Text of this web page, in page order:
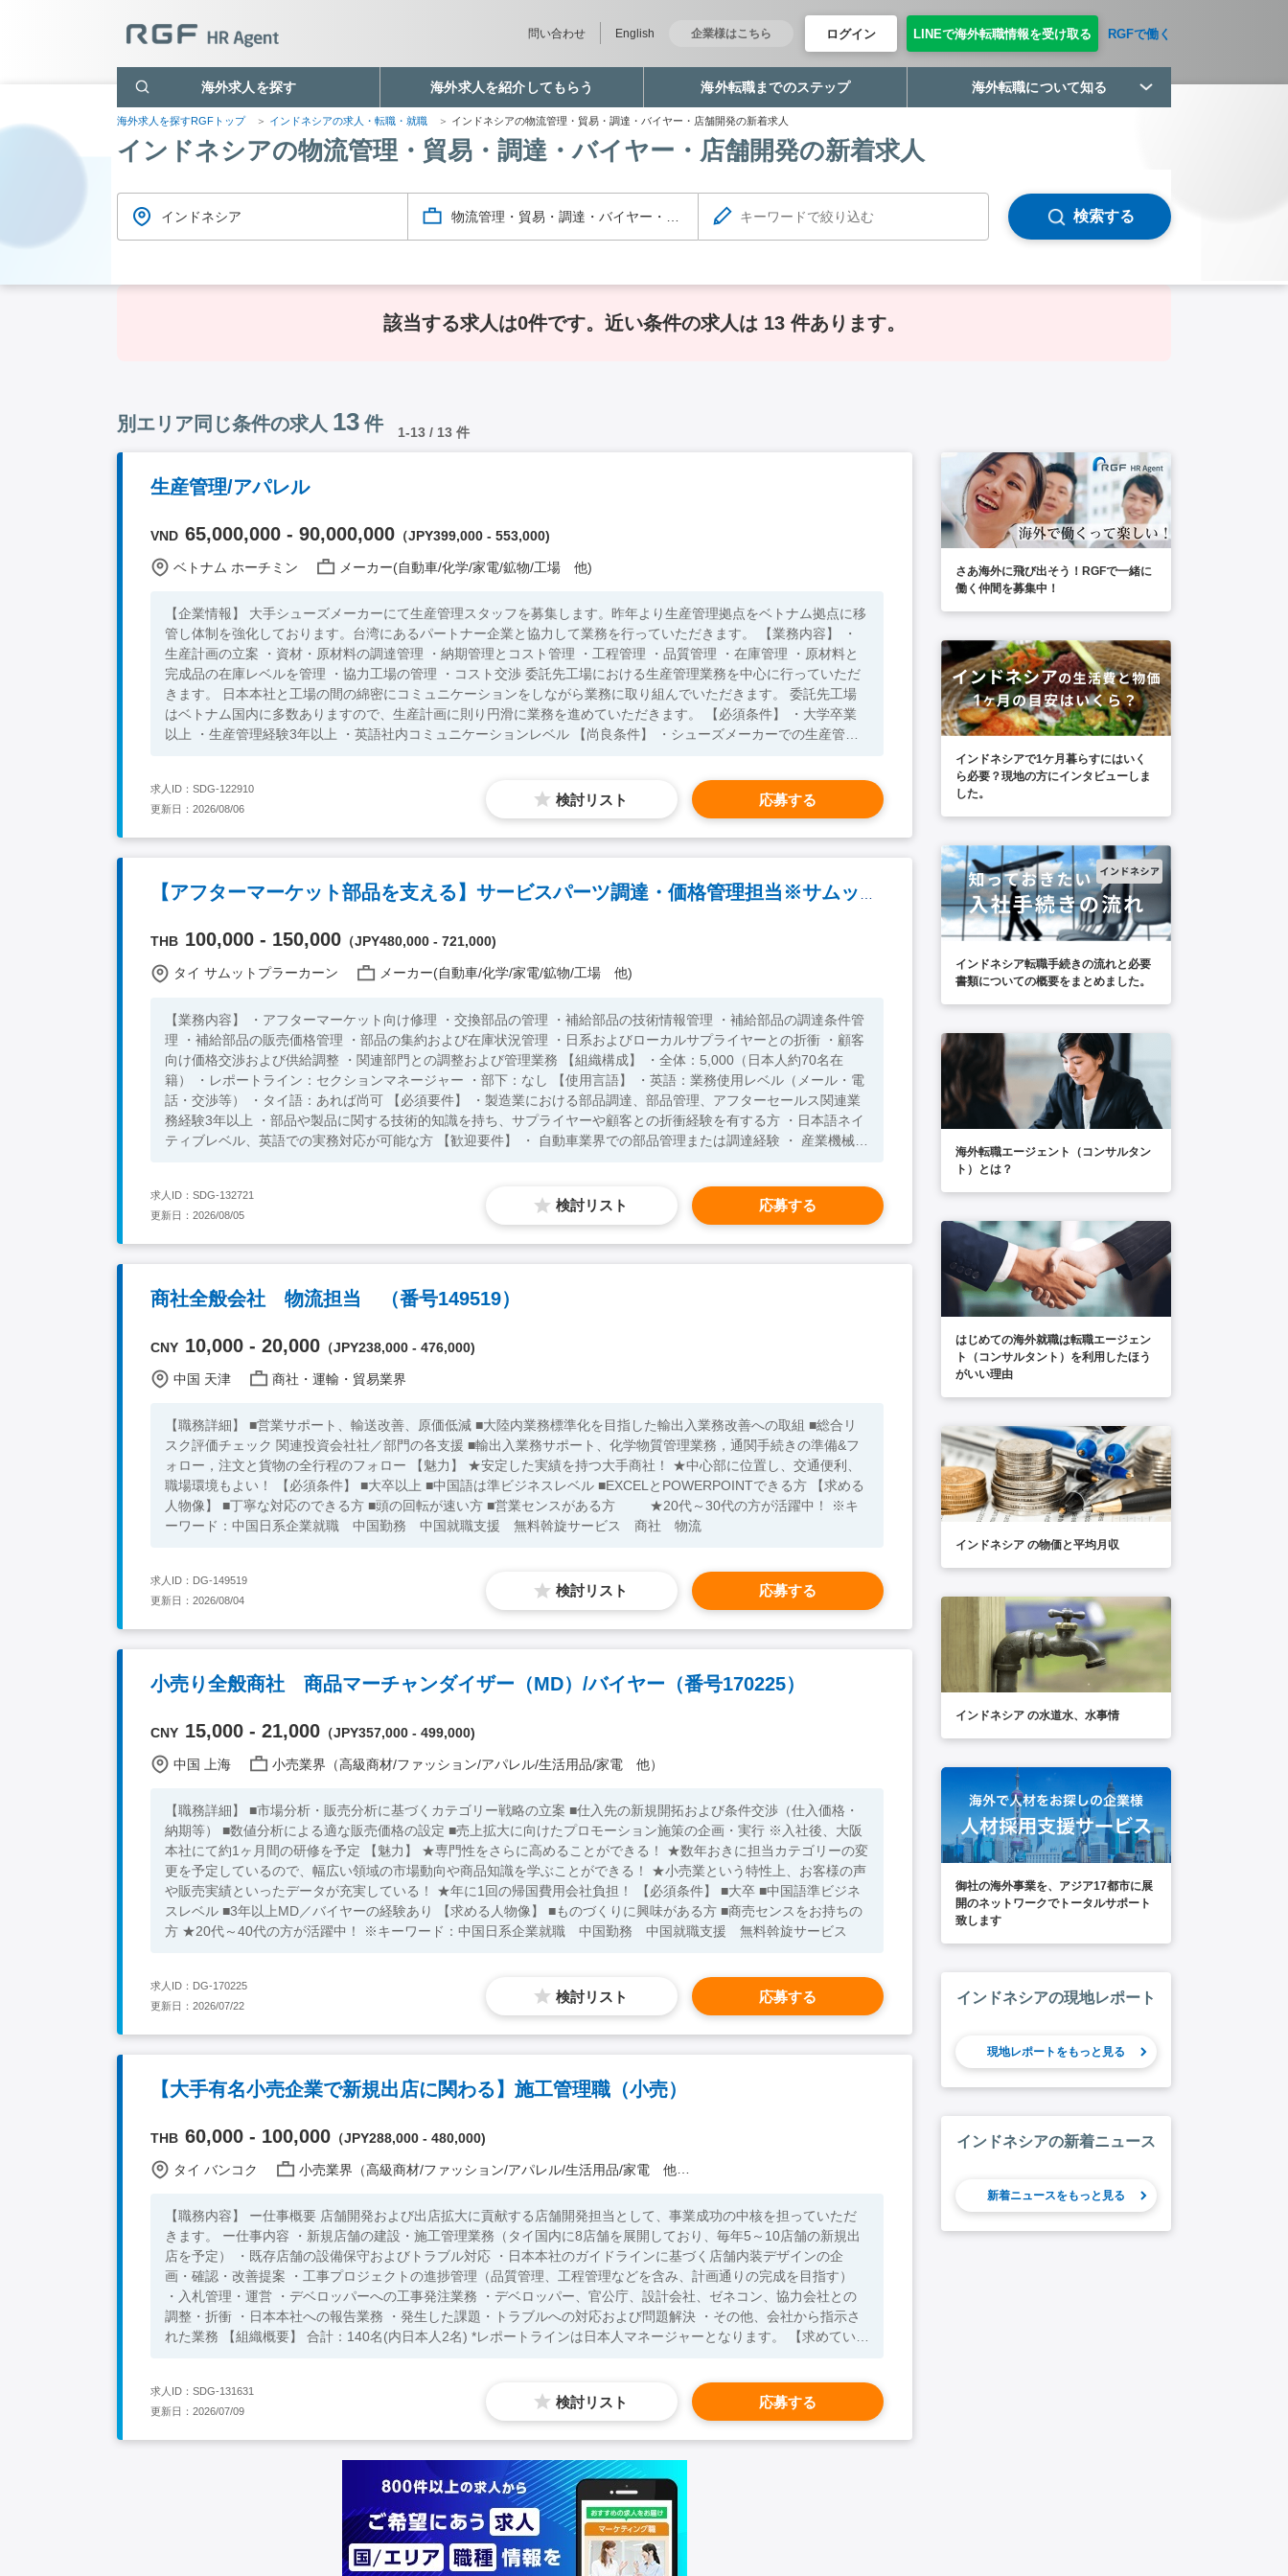
問い合わせ English 企業様はこちら ログイン LINEで海外転職情報を受け取る RGFで働く
海外求人を探す 海外求人を紹介してもらう 海外転職までのステップ 海外転職について知る
海外求人を探すRGFトップ インドネシアの求人・転職・就職 インドネシアの物流管理・貿易・調達・バイヤー・店舗開発の新着求人
インドネシアの物流管理・貿易・調達・バイヤー・店舗開発の新着求人
インドネシア 物流管理・貿易・調達・バイヤー・店舗開発 検索する
該当する求人は0件です。 近い条件の求人は 13 件あります。
別エリア同じ条件の求人 13 件 1-13 / 13 件
生産管理/アパレル
VND 65,000,000 - 90,000,000 （JPY399,000 - 553,000)
ベトナム ホーチミン メーカー(自動車/化学/家電/鉱物/工場 他)
【企業情報】 大手シューズメーカーにて生産管理スタッフを募集します。昨年より生産管理拠点をベトナム拠点に移
管し体制を強化しております。台湾にあるパートナー企業と協力して業務を行っていただきます。 【業務内容】 ・
生産計画の立案 ・資材・原材料の調達管理 ・納期管理とコスト管理 ・工程管理 ・品質管理 ・在庫管理 ・原材料と
完成品の在庫レベルを管理 ・協力工場の管理 ・コスト交渉 委託先工場における生産管理業務を中心に行っていただ
きます。 日本本社と工場の間の綿密にコミュニケーションをしながら業務に取り組んでいただきます。 委託先工場
はベトナム国内に多数ありますので、生産計画に則り円滑に業務を進めていただきます。 【必須条件】 ・大学卒業
以上 ・生産管理経験3年以上 ・英語社内コミュニケーションレベル 【尚良条件】 ・シューズメーカーでの生産管理
検討リスト 応募する
求人ID：SDG-122910
更新日：2026/08/06
【アフターマーケット部品を支える】サービスパーツ調達・価格管理担当※サムットプラカーン勤務
THB 100,000 - 150,000 （JPY480,000 - 721,000)
タイ サムットプラーカーン メーカー(自動車/化学/家電/鉱物/工場 他)
【業務内容】 ・アフターマーケット向け修理 ・交換部品の管理 ・補給部品の技術情報管理 ・補給部品の調達条件管
理 ・補給部品の販売価格管理 ・部品の集約および在庫状況管理 ・日系およびローカルサプライヤーとの折衝 ・顧客
向け価格交渉および供給調整 ・関連部門との調整および管理業務 【組織構成】 ・全体：5,000（日本人約70名在
籍） ・レポートライン：セクションマネージャー ・部下：なし 【使用言語】 ・英語：業務使用レベル（メール・電
話・交渉等） ・タイ語：あれば尚可 【必須要件】 ・製造業における部品調達、部品管理、アフターセールス関連業
務経験3年以上 ・部品や製品に関する技術的知識を持ち、サプライヤーや顧客との折衝経験を有する方 ・日本語ネイ
ティブレベル、英語での実務対応が可能な方 【歓迎要件】 ・ 自動車業界での部品管理または調達経験 ・ 産業機械等
検討リスト 応募する
求人ID：SDG-132721
更新日：2026/08/05
商社全般会社 物流担当 （番号149519）
CNY 10,000 - 20,000 （JPY238,000 - 476,000)
中国 天津 商社・運輸・貿易業界
【職務詳細】 ■営業サポート、輸送改善、原価低減 ■大陸内業務標準化を目指した輸出入業務改善への取組 ■総合リ
スク評価チェック 関連投資会社社／部門の各支援 ■輸出入業務サポート、化学物質管理業務，通関手続きの準備&フ
ォロー，注文と貨物の全行程のフォロー 【魅力】 ★安定した実績を持つ大手商社！ ★中心部に位置し、交通便利、
職場環境もよい！ 【必須条件】 ■大卒以上 ■中国語は準ビジネスレベル ■EXCELとPOWERPOINTできる方 【求める
人物像】 ■丁寧な対応のできる方 ■頭の回転が速い方 ■営業センスがある方 ★20代～30代の方が活躍中！ ※キ
ーワード：中国日系企業就職 中国勤務 中国就職支援 無料斡旋サービス 商社 物流
検討リスト 応募する
求人ID：DG-149519
更新日：2026/08/04
小売り全般商社 商品マーチャンダイザー（MD）/バイヤー（番号170225）
CNY 15,000 - 21,000 （JPY357,000 - 499,000)
中国 上海 小売業界（高級商材/ファッション/アパレル/生活用品/家電 他）
【職務詳細】 ■市場分析・販売分析に基づくカテゴリー戦略の立案 ■仕入先の新規開拓および条件交渉（仕入価格・
納期等） ■数値分析による適な販売価格の設定 ■売上拡大に向けたプロモーション施策の企画・実行 ※入社後、大阪
本社にて約1ヶ月間の研修を予定 【魅力】 ★専門性をさらに高めることができる！ ★数年おきに担当カテゴリーの変
更を予定しているので、幅広い領域の市場動向や商品知識を学ぶことができる！ ★小売業という特性上、お客様の声
や販売実績といったデータが充実している！ ★年に1回の帰国費用会社負担！ 【必須条件】 ■大卒 ■中国語準ビジネ
スレベル ■3年以上MD／バイヤーの経験あり 【求める人物像】 ■ものづくりに興味がある方 ■商売センスをお持ちの
方 ★20代～40代の方が活躍中！ ※キーワード：中国日系企業就職 中国勤務 中国就職支援 無料斡旋サービス
検討リスト 応募する
求人ID：DG-170225
更新日：2026/07/22
【大手有名小売企業で新規出店に関わる】施工管理職（小売）
THB 60,000 - 100,000 （JPY288,000 - 480,000)
タイ バンコク 小売業界（高級商材/ファッション/アパレル/生活用品/家電 他）
【職務内容】 ー仕事概要 店舗開発および出店拡大に貢献する店舗開発担当として、事業成功の中核を担っていただ
きます。 ー仕事内容 ・新規店舗の建設・施工管理業務（タイ国内に8店舗を展開しており、毎年5～10店舗の新規出
店を予定） ・既存店舗の設備保守およびトラブル対応 ・日本本社のガイドラインに基づく店舗内装デザインの企
画・確認・改善提案 ・工事プロジェクトの進捗管理（品質管理、工程管理などを含み、計画通りの完成を目指す）
・入札管理・運営 ・デベロッパーへの工事発注業務 ・デベロッパー、官公庁、設計会社、ゼネコン、協力会社との
調整・折衝 ・日本本社への報告業務 ・発生した課題・トラブルへの対応および問題解決 ・その他、会社から指示さ
れた業務 【組織概要】 合計：140名(内日本人2名) *レポートラインは日本人マネージャーとなります。 【求めている
【必須条件】 ・小売業界における5年以上の施工管理経験（工場の施工管理経験のみはNG） ・英語日常会話レベル
（社内コミュニケーション） ・タイ現地不動産の知見を活かしてご活躍いただける方 ・タイで運転が可能な方 【歓
迎条件】 ・タイ語ビジネスレベル
検討リスト 応募する
求人ID：SDG-131631
更新日：2026/07/09
さあ海外に飛び出そう！RGFで一緒に
働く仲間を募集中！
インドネシアで1ケ月暮らすにはいく
ら必要？現地の方にインタビューしま
した。
インドネシア転職手続きの流れと必要
書類についての概要をまとめました。
海外転職エージェント（コンサルタン
ト）とは？
はじめての海外就職は転職エージェン
ト（コンサルタント）を利用したほう
がいい理由
インドネシア の物価と平均月収
インドネシア の水道水、水事情
御社の海外事業を、アジア17都市に展
開のネットワークでトータルサポート
致します
インドネシアの現地レポート
現地レポートをもっと見る
インドネシアの新着ニュース
新着ニュースをもっと見る